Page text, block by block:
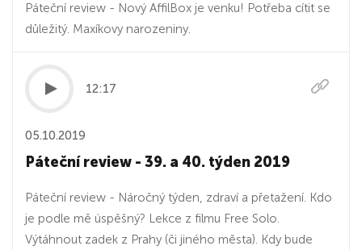
Páteční review - Nový AffilBox je venku! Potřeba cítit se
důležitý. Maxíkovy narozeniny.
12:17
05.10.2019
Páteční review - 39. a 40. týden 2019
Páteční review - Náročný týden, zdraví a přetažení. Kdo
je podle mě úspěšný? Lekce z filmu Free Solo.
Výtáhnout zadek z Prahy (či jiného města). Kdy bude